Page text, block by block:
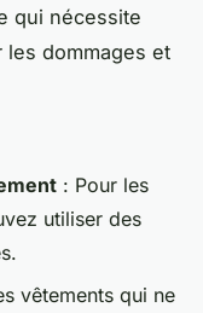
qui nécessite
dommages et
: Pour les
utiliser des
vêtements qui ne